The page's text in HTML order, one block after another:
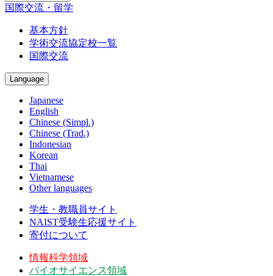
国際交流・留学
基本方針
学術交流協定校一覧
国際交流
Language
Japanese
English
Chinese (Simpl.)
Chinese (Trad.)
Indonesian
Korean
Thai
Vietnamese
Other languages
学生・教職員サイト
NAIST受験生応援サイト
寄付について
情報科学領域
バイオサイエンス領域